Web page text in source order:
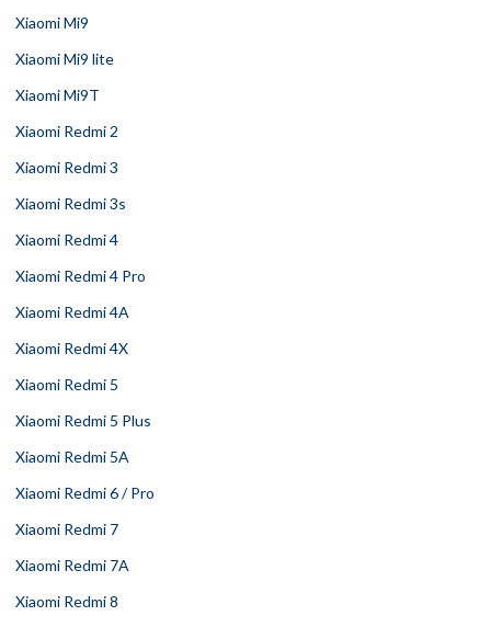
Xiaomi Mi9
Xiaomi Mi9 lite
Xiaomi Mi9T
Xiaomi Redmi 2
Xiaomi Redmi 3
Xiaomi Redmi 3s
Xiaomi Redmi 4
Xiaomi Redmi 4 Pro
Xiaomi Redmi 4A
Xiaomi Redmi 4X
Xiaomi Redmi 5
Xiaomi Redmi 5 Plus
Xiaomi Redmi 5A
Xiaomi Redmi 6 / Pro
Xiaomi Redmi 7
Xiaomi Redmi 7A
Xiaomi Redmi 8